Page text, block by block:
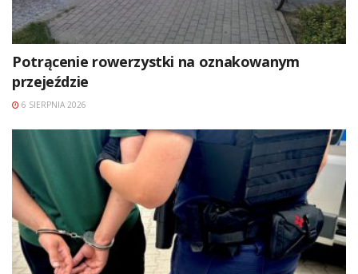
Potrącenie rowerzystki na oznakowanym
przejeździe
6 SIERPNIA 2026